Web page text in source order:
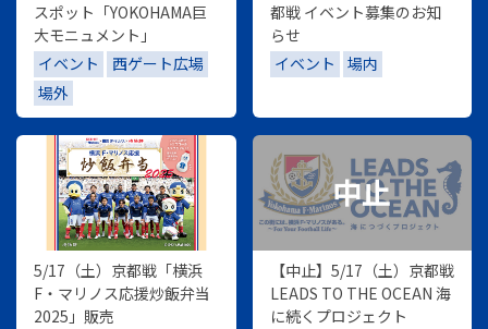
スポット「YOKOHAMA巨
大モニュメント」
イベント
西ゲート広場
場外
都戦 イベント募集のお知
らせ
イベント
場内
5/17（土）京都戦「横浜
F・マリノス応援炒飯弁当
2025」販売
【中止】5/17（土）京都戦
LEADS TO THE OCEAN 海
に続くプロジェクト